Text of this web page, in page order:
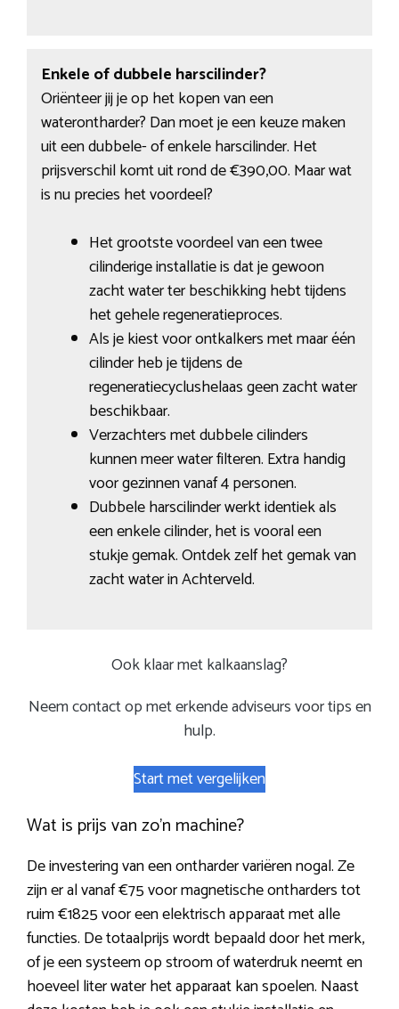
Enkele of dubbele harscilinder?
Oriënteer jij je op het kopen van een
waterontharder? Dan moet je een keuze maken
uit een dubbele- of enkele harscilinder. Het
prijsverschil komt uit rond de €390,00. Maar wat
is nu precies het voordeel?
Het grootste voordeel van een twee
cilinderige installatie is dat je gewoon
zacht water ter beschikking hebt tijdens
het gehele regeneratieproces.
Als je kiest voor ontkalkers met maar één
cilinder heb je tijdens de
regeneratiecyclushelaas geen zacht water
beschikbaar.
Verzachters met dubbele cilinders
kunnen meer water filteren. Extra handig
voor gezinnen vanaf 4 personen.
Dubbele harscilinder werkt identiek als
een enkele cilinder, het is vooral een
stukje gemak. Ontdek zelf het gemak van
zacht water in Achterveld.
Ook klaar met kalkaanslag?
Neem contact op met erkende adviseurs voor tips en
hulp.
Start met vergelijken
Wat is prijs van zo’n machine?
De investering van een ontharder variëren nogal. Ze
zijn er al vanaf €75 voor magnetische ontharders tot
ruim €1825 voor een elektrisch apparaat met alle
functies. De totaalprijs wordt bepaald door het merk,
of je een systeem op stroom of waterdruk neemt en
hoeveel liter water het apparaat kan spoelen. Naast